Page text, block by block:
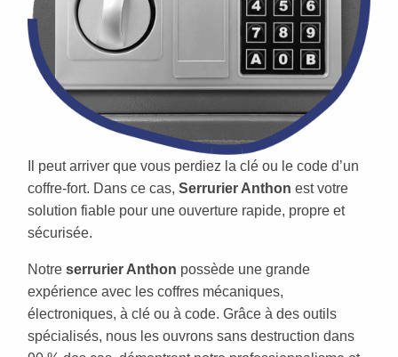
Il peut arriver que vous perdiez la clé ou le code d’un
coffre-fort. Dans ce cas, Serrurier Anthon est votre
solution fiable pour une ouverture rapide, propre et
sécurisée.
Notre serrurier Anthon possède une grande
expérience avec les coffres mécaniques,
électroniques, à clé ou à code. Grâce à des outils
spécialisés, nous les ouvrons sans destruction dans